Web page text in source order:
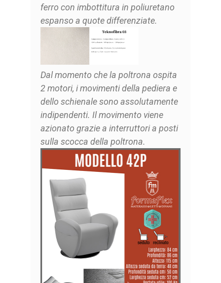
ferro con imbottitura in poliuretano
espanso a quote differenziate.
Dal momento che la poltrona ospita
2 motori, i movimenti della pediera e
dello schienale sono assolutamente
indipendenti. Il movimento viene
azionato grazie a interruttori a posti
sulla scocca della poltrona.